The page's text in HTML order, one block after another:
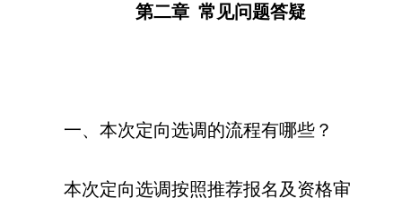
第二章 常见问题答疑
一、本次定向选调的流程有哪些？
本次定向选调按照推荐报名及资格审